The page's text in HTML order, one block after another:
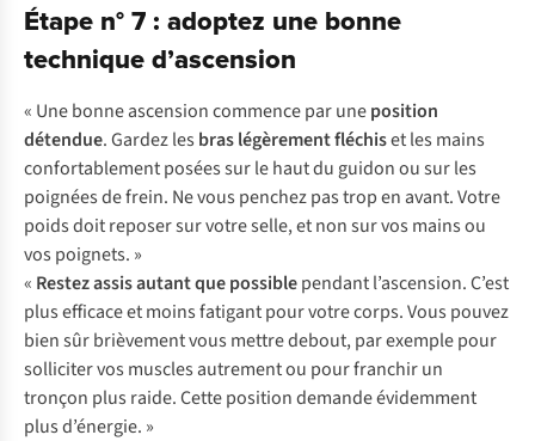
Étape n° 7 : adoptez une bonne
technique d’ascension
« Une bonne ascension commence par uneposition
détendue. Gardez les bras légèrement fléchiset les mains
confortablement posées sur le haut du guidon ou sur les
poignées de frein. Ne vous penchez pas trop en avant. Votre
poids doit reposer sur votre selle, et non sur vos mains ou
vos poignets. »
« Restezassis autant que possiblependant l’ascension. C’est
plus efficace et moins fatigant pour votre corps. Vous pouvez
bien sûr brièvement vous mettre debout, par exemple pour
solliciter vos muscles autrement ou pour franchir un
tronçon plus raide. Cette position demande évidemment
plus d’énergie. »